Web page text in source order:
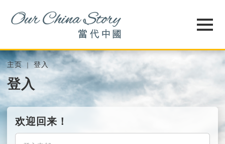
主页 登入
登入
欢迎回来！